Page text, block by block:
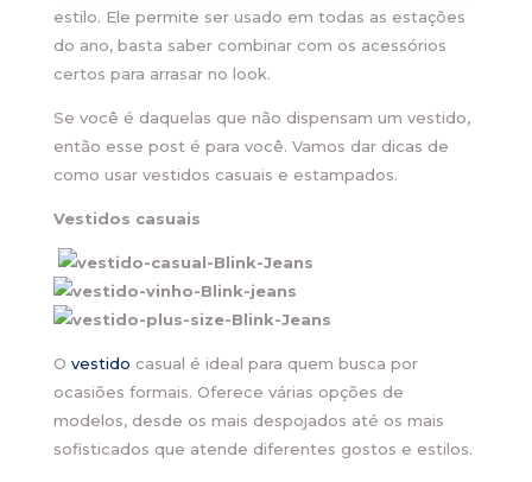
estilo. Ele permite ser usado em todas as estações
do ano, basta saber combinar com os acessórios
certos para arrasar no look.
Se você é daquelas que não dispensam um vestido,
então esse post é para você. Vamos dar dicas de
como usar vestidos casuais e estampados.
Vestidos casuais
O vestido casual é ideal para quem busca por
ocasiões formais. Oferece várias opções de
modelos, desde os mais despojados até os mais
sofisticados que atende diferentes gostos e estilos.